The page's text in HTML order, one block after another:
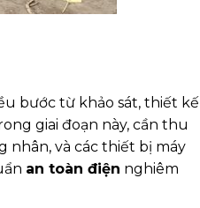
bước từ khảo sát, thiết kế
giai đoạn này, cần thu
và các thiết bị máy
an toàn điện nghiêm